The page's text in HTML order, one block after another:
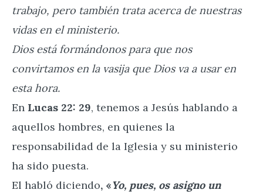
trabajo, pero también trata acerca de nuestras
vidas en el ministerio.
Dios está formándonos para que nos
convirtamos en la vasija que Dios va a usar en
esta hora.
En Lucas 22: 29, tenemos a Jesús hablando a
aquellos hombres, en quienes la
responsabilidad de la Iglesia y su ministerio
ha sido puesta.
El habló diciendo, «Yo, pues, os asigno un